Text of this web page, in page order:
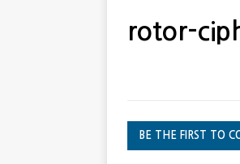
rotor-
BE THE FIRST TO